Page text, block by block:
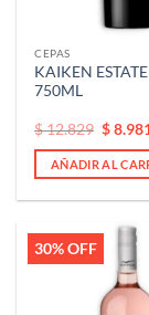
CEPAS
KAIKEN
750ML
El
precio
original
era:
$12.829 El
actual
es:
$
AÑADIR AL
30% OFF